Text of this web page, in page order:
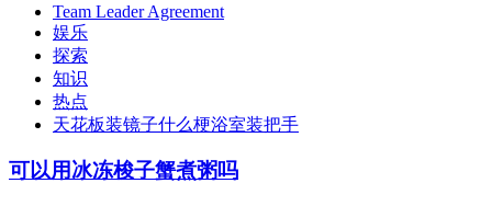
Team Leader Agreement
娱乐
探索
知识
热点
天花板装镜子什么梗浴室装把手
可以用冰冻梭子蟹煮粥吗